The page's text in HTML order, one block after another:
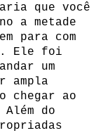
que você
a metade
para com
Ele foi
um
ampla
chegar ao
do